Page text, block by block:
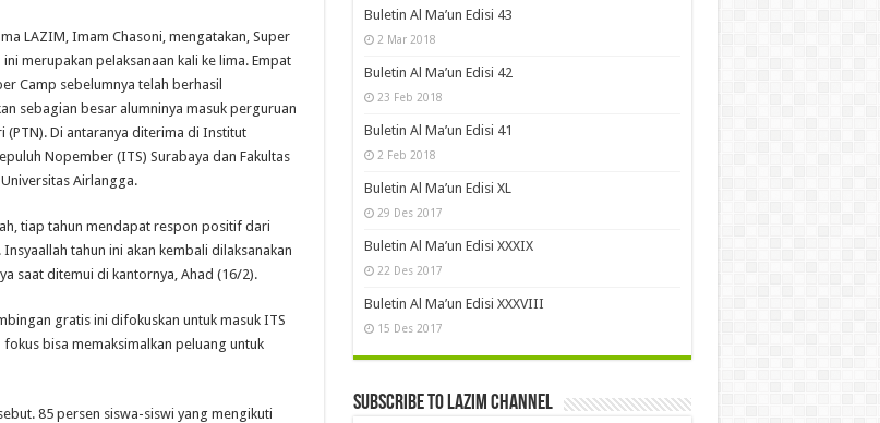
LAZIM, Imam Chasoni, mengatakan, Super
ini merupakan pelaksanaan kali ke lima. Empat
Camp sebelumnya telah berhasil
sebagian besar alumninya masuk perguruan
(PTN). Di antaranya diterima di Institut
Nopember (ITS) Surabaya dan Fakultas
Airlangga.
tiap tahun mendapat respon positif dari
Insyaallah tahun ini akan kembali dilaksanakan
saat ditemui di kantornya, Ahad (16/2).
gratis ini difokuskan untuk masuk ITS
bisa memaksimalkan peluang untuk
85 persen siswa-siswi yang mengikuti
Buletin Al Ma’un Edisi 43
2 Mar 2018
Buletin Al Ma’un Edisi 42
23 Feb 2018
Buletin Al Ma’un Edisi 41
2 Feb 2018
Buletin Al Ma’un Edisi XL
29 Des 2017
Buletin Al Ma’un Edisi XXXIX
22 Des 2017
Buletin Al Ma’un Edisi XXXVIII
15 Des 2017
Subscribe to LAZIM Channel